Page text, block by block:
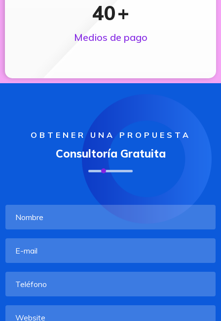
40+
Medios de pago
OBTENER UNA PROPUESTA
Consultoría Gratuita